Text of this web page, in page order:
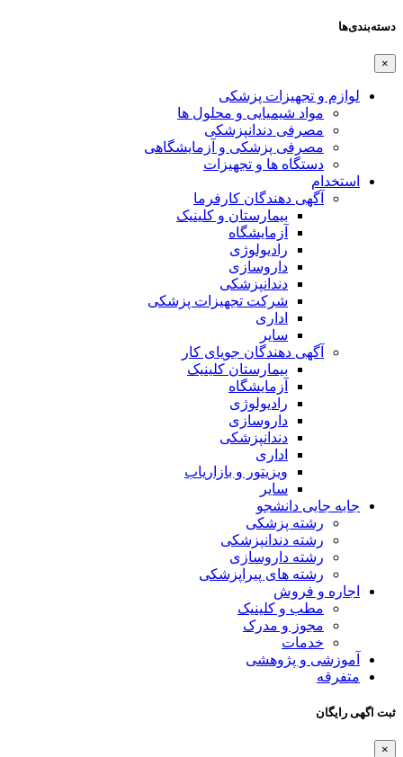
دسته‌بندی‌ها
×
لوازم و تجهیزات پزشکی
مواد شیمیایی و محلول ها
مصرفی دندانپزشکی
مصرفی پزشکی و آزمایشگاهی
دستگاه ها و تجهیزات
استخدام
آگهی دهندگان کارفرما
بیمارستان و کلینیک
آزمایشگاه
رادیولوژی
داروسازی
دندانپزشکی
شرکت تجهیزات پزشکی
اداری
سایر
آگهی دهندگان جویای کار
بیمارستان کلینیک
آزمایشگاه
رادیولوژی
داروسازی
دندانپزشکی
اداری
ویزیتور و بازاریاب
سایر
جابه جایی دانشجو
رشته پزشکی
رشته دندانپزشکی
رشته داروسازی
رشته های پیراپزشکی
اجاره و فروش
مطب و کلینیک
مجوز و مدرک
خدمات
آموزشی و پژوهشی
متفرقه
ثبت اگهی رایگان
×